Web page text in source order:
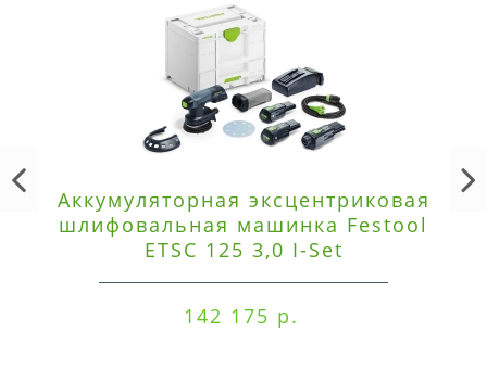
Аккумуляторная эксцентриковая
шлифовальная машинка Festool
ETSC 125 3,0 I-Set
142 175 р.